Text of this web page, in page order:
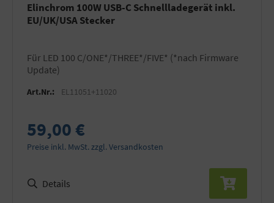
Elinchrom 100W USB-C Schnellladegerät inkl.
EU/UK/USA Stecker
für LED 100 C/ONE*/THREE*/FIVE* (*nach Firmware
Update)
Art.Nr.: EL11051+11020
59,00 €
Preise inkl. MwSt. zzgl. Versandkosten
Details